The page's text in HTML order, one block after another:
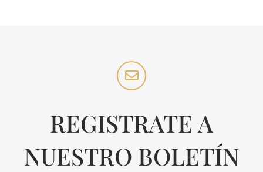
REGISTRATE A
NUESTRO BOLETÍN